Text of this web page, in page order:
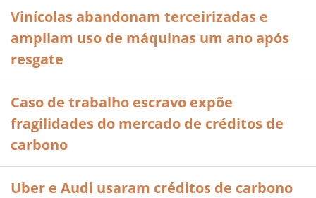
Vinícolas abandonam terceirizadas e
ampliam uso de máquinas um ano após
resgate
Caso de trabalho escravo expõe
fragilidades do mercado de créditos de
carbono
Uber e Audi usaram créditos de carbono